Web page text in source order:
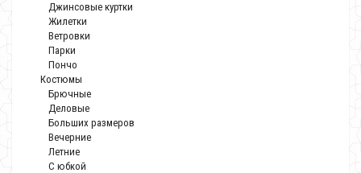
Джинсовые куртки
Жилетки
Ветровки
Парки
Пончо
Костюмы
Брючные
Деловые
Больших размеров
Вечерние
Летние
С юбкой